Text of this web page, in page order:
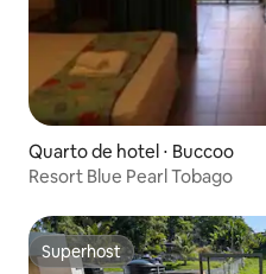
Quarto de hotel ⋅ Buccoo
Resort Blue Pearl Tobago
Superhost
Superhost